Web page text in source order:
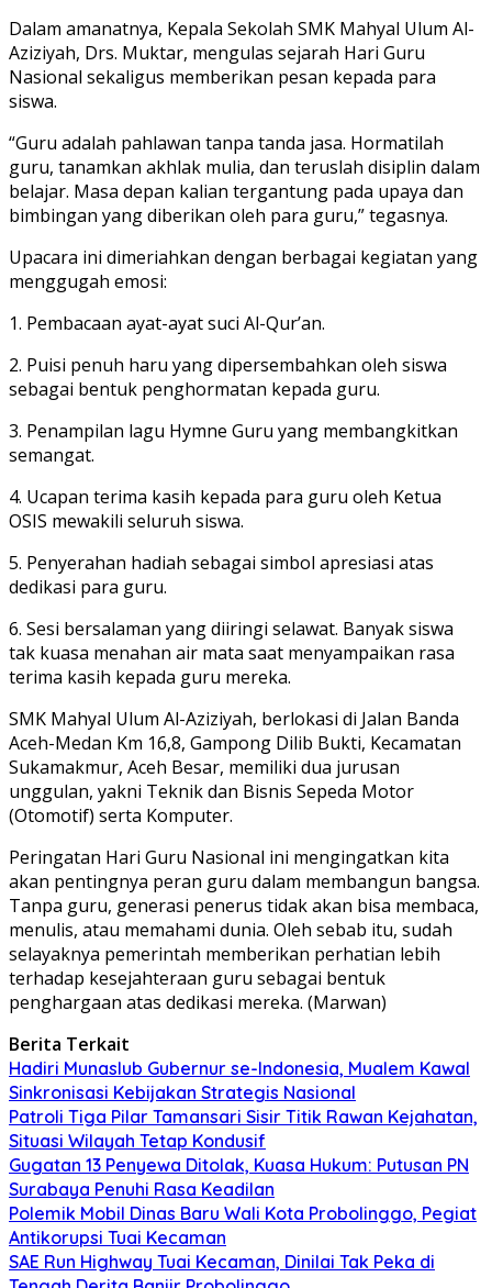
Dalam amanatnya, Kepala Sekolah SMK Mahyal Ulum Al-
Aziziyah, Drs. Muktar, mengulas sejarah Hari Guru
Nasional sekaligus memberikan pesan kepada para
siswa.
“Guru adalah pahlawan tanpa tanda jasa. Hormatilah
guru, tanamkan akhlak mulia, dan teruslah disiplin dalam
belajar. Masa depan kalian tergantung pada upaya dan
bimbingan yang diberikan oleh para guru,” tegasnya.
Upacara ini dimeriahkan dengan berbagai kegiatan yang
menggugah emosi:
1. Pembacaan ayat-ayat suci Al-Qur’an.
2. Puisi penuh haru yang dipersembahkan oleh siswa
sebagai bentuk penghormatan kepada guru.
3. Penampilan lagu Hymne Guru yang membangkitkan
semangat.
4. Ucapan terima kasih kepada para guru oleh Ketua
OSIS mewakili seluruh siswa.
5. Penyerahan hadiah sebagai simbol apresiasi atas
dedikasi para guru.
6. Sesi bersalaman yang diiringi selawat. Banyak siswa
tak kuasa menahan air mata saat menyampaikan rasa
terima kasih kepada guru mereka.
SMK Mahyal Ulum Al-Aziziyah, berlokasi di Jalan Banda
Aceh-Medan Km 16,8, Gampong Dilib Bukti, Kecamatan
Sukamakmur, Aceh Besar, memiliki dua jurusan
unggulan, yakni Teknik dan Bisnis Sepeda Motor
(Otomotif) serta Komputer.
Peringatan Hari Guru Nasional ini mengingatkan kita
akan pentingnya peran guru dalam membangun bangsa.
Tanpa guru, generasi penerus tidak akan bisa membaca,
menulis, atau memahami dunia. Oleh sebab itu, sudah
selayaknya pemerintah memberikan perhatian lebih
terhadap kesejahteraan guru sebagai bentuk
penghargaan atas dedikasi mereka. (Marwan)
Berita Terkait
Hadiri Munaslub Gubernur se-Indonesia, Mualem Kawal
Sinkronisasi Kebijakan Strategis Nasional
Patroli Tiga Pilar Tamansari Sisir Titik Rawan Kejahatan,
Situasi Wilayah Tetap Kondusif
Gugatan 13 Penyewa Ditolak, Kuasa Hukum: Putusan PN
Surabaya Penuhi Rasa Keadilan
Polemik Mobil Dinas Baru Wali Kota Probolinggo, Pegiat
Antikorupsi Tuai Kecaman
SAE Run Highway Tuai Kecaman, Dinilai Tak Peka di